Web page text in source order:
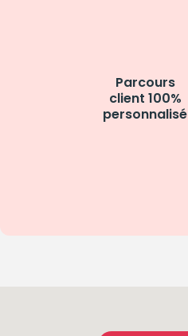
Parcours
client 100%
personnalisé